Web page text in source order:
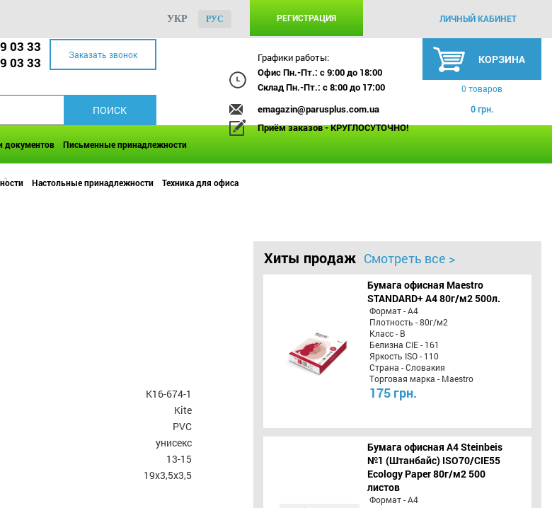
РЕГИСТРАЦИЯ ЛИЧНЫЙ КАБИНЕТ
УКР РУС
03 33
03 33 Заказать звонок
Графики работы:
Офис Пн.-Пт.: с 9:00 до 18:00
Склад Пн.-Пт.: с 8:00 до 17:00
emagazin@parusplus.com.ua
Приём заказов - КРУГЛОСУТОЧНО!
КОРЗИНА
0 товаров
0 грн.
документов Письменные принадлежности
Настольные принадлежности Техника для офиса
1
K16-674-1
Kite
PVC
унисекс
13-15
19х3,5х3,5
Хиты продаж Смотреть все >
Бумага офисная Maestro
STANDARD+ А4 80г/м2 500л.
Формат - А4
Плотность - 80г/м2
Класс - B
Белизна CIE - 161
Яркость ISO - 110
Страна - Словакия
Торговая марка - Maestro
175 грн.
Бумага офисная A4 Steinbeis
№1 (Штанбайс) ISO70/СІЕ55
Ecology Paper 80г/м2 500
листов
Формат - А4